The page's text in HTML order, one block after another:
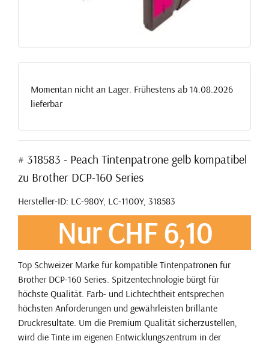
Momentan nicht an Lager. Frühestens ab 14.08.2026
lieferbar
# 318583 - Peach Tintenpatrone gelb kompatibel
zu Brother DCP-160 Series
Hersteller-ID: LC-980Y, LC-1100Y, 318583
Nur CHF 6,10
Top Schweizer Marke für kompatible Tintenpatronen für
Brother DCP-160 Series. Spitzentechnologie bürgt für
höchste Qualität. Farb- und Lichtechtheit entsprechen
höchsten Anforderungen und gewährleisten brillante
Druckresultate. Um die Premium Qualität sicherzustellen,
wird die Tinte im eigenen Entwicklungszentrum in der